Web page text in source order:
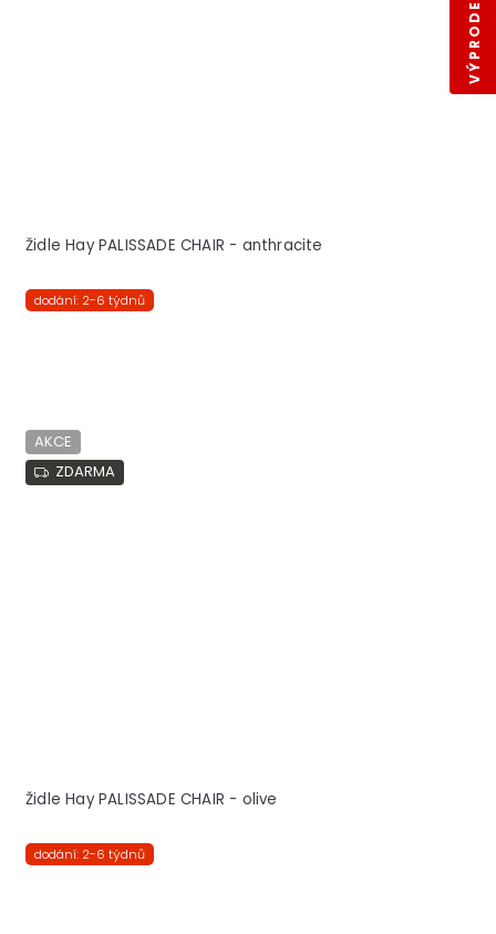
Židle Hay PALISSADE CHAIR - anthracite
dodání: 2-6 týdnů
AKCE
ZDARMA
Židle Hay PALISSADE CHAIR - olive
dodání: 2-6 týdnů